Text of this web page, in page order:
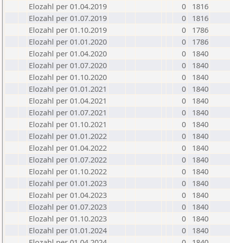
Elozahl per 01.04.2019
0
1816
Elozahl per 01.07.2019
0
1816
Elozahl per 01.10.2019
0
1786
Elozahl per 01.01.2020
0
1786
Elozahl per 01.04.2020
0
1840
Elozahl per 01.07.2020
0
1840
Elozahl per 01.10.2020
0
1840
Elozahl per 01.01.2021
0
1840
Elozahl per 01.04.2021
0
1840
Elozahl per 01.07.2021
0
1840
Elozahl per 01.10.2021
0
1840
Elozahl per 01.01.2022
0
1840
Elozahl per 01.04.2022
0
1840
Elozahl per 01.07.2022
0
1840
Elozahl per 01.10.2022
0
1840
Elozahl per 01.01.2023
0
1840
Elozahl per 01.04.2023
0
1840
Elozahl per 01.07.2023
0
1840
Elozahl per 01.10.2023
0
1840
Elozahl per 01.01.2024
0
1840